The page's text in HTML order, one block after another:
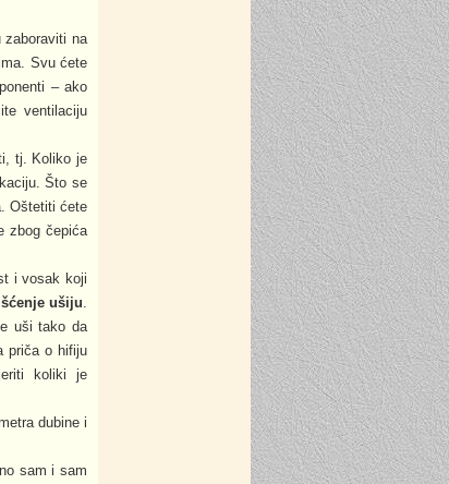
zaboraviti na
Svu ćete
– ako
ventilaciju
tj. Koliko je
Što se
Oštetiti ćete
zbog čepića
i vosak koji
ušiju
uši tako da
priča o hifiju
koliki je
dubine i
sam i sam